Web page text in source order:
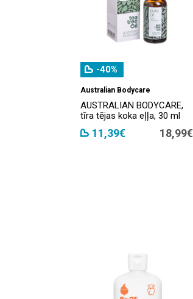
-40%
Australian Bodycare
AUSTRALIAN BODYCARE,
tīra tējas koka eļļa, 30 ml
11,39€ 18,99€